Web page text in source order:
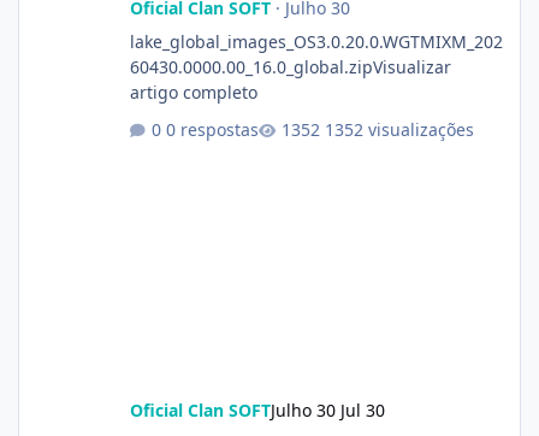
Oficial Clan SOFT· Julho 30
lake_global_images_OS3.0.20.0.WGTMIXM_202
60430.0000.00_16.0_global.zipVisualizar
artigo completo
0 respostas
1352 visualizações
Oficial Clan SOFTJulho 30 Jul 30